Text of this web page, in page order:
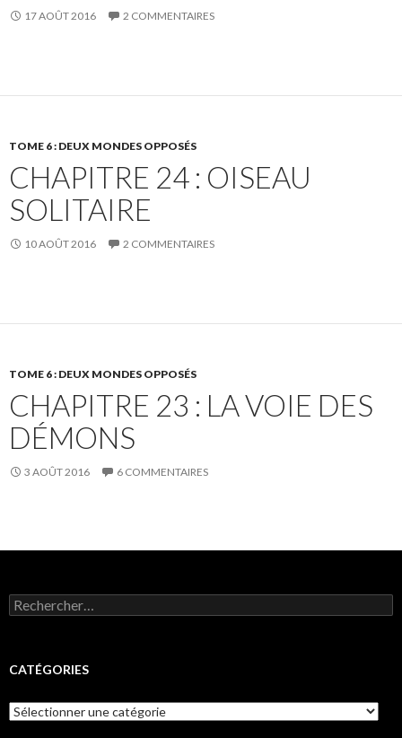
17 AOÛT 2016 2 COMMENTAIRES
TOME 6 : DEUX MONDES OPPOSÉS
CHAPITRE 24 : OISEAU
SOLITAIRE
10 AOÛT 2016 2 COMMENTAIRES
TOME 6 : DEUX MONDES OPPOSÉS
CHAPITRE 23 : LA VOIE DES
DÉMONS
3 AOÛT 2016 6 COMMENTAIRES
Rechercher :
CATÉGORIES
Catégories